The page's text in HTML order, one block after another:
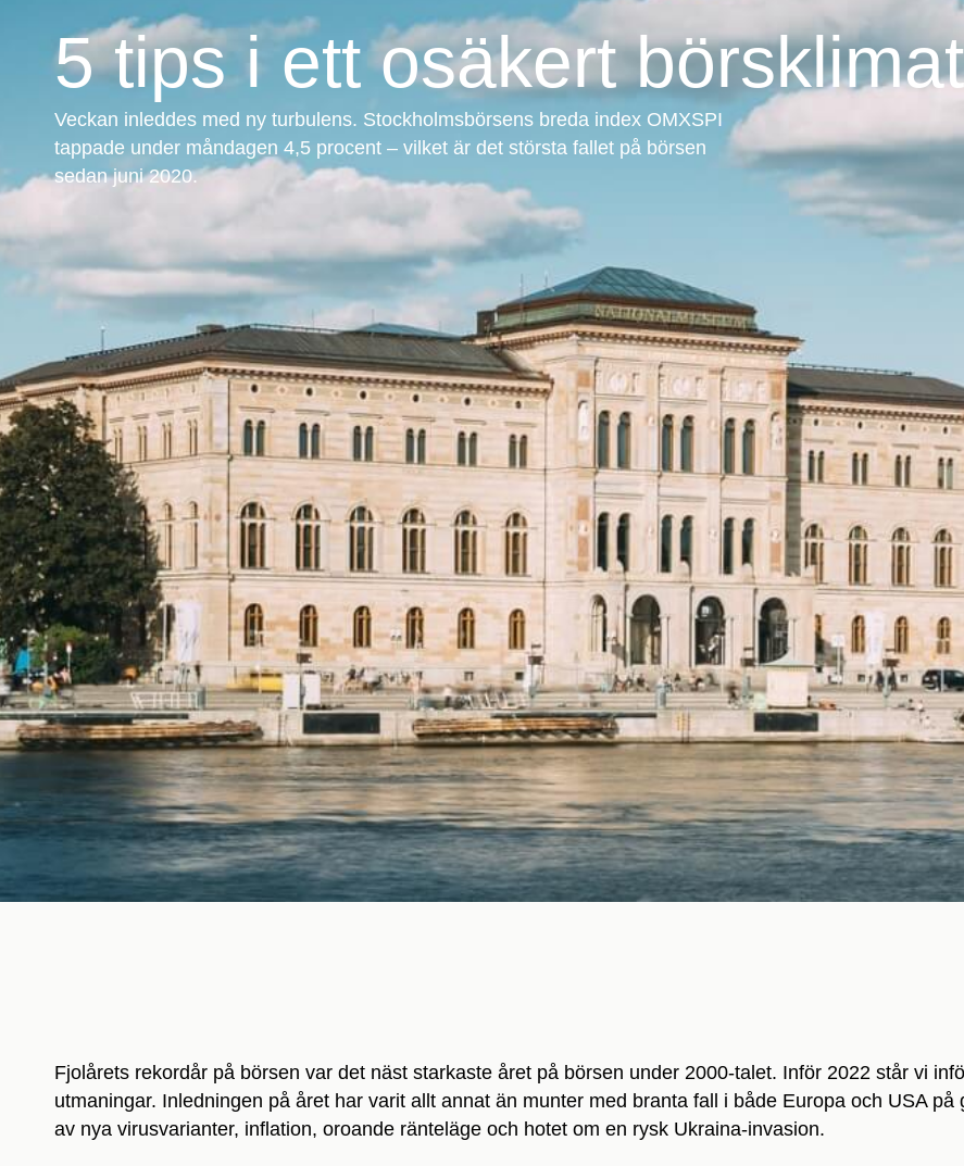
5 tips i ett osäkert börsklimat
Veckan inleddes med ny turbulens. Stockholmsbörsens breda index OMXSPI
tappade under måndagen 4,5 procent – vilket är det största fallet på börsen
sedan juni 2020.
Fjolårets rekordår på börsen var det näst starkaste året på börsen under 2000-talet. Inför 2022 står vi
utmaningar. Inledningen på året har varit allt annat än munter med branta fall i både Europa och USA på
av nya virusvarianter, inflation, oroande ränteläge och hotet om en rysk Ukraina-invasion.